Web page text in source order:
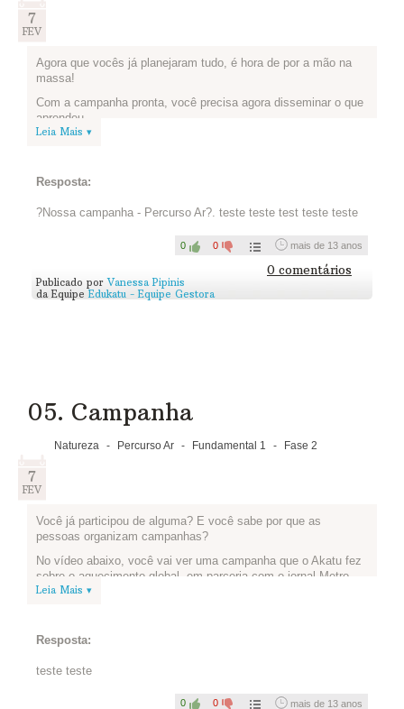
7
FEV
Agora que vocês já planejaram tudo, é hora de por a mão na
massa!
Com a campanha pronta, você precisa agora disseminar o que
aprendeu.
que achou de fazer uma campanha.
Leia Mais ▾
Resposta:
?Nossa campanha - Percurso Ar?. teste teste test teste teste
0 0 mais de 13 anos
0 comentários
Publicado por Vanessa Pipinis
da Equipe Edukatu - Equipe Gestora
05. Campanha
Natureza - Percurso Ar - Fundamental 1 - Fase 2
7
FEV
Você já participou de alguma? E você sabe por que as
pessoas organizam campanhas?
No vídeo abaixo, você vai ver uma campanha que o Akatu fez
sobre o aquecimento global, em parceria com o jornal Metro.
Confira também a campanha de cartazes organizada pelo
cartaz?
defender ou apoiar algo!
Que tal liderar uma campanha para que mais pessoas adotem
Leia Mais ▾
Resposta:
teste teste
0 0 mais de 13 anos